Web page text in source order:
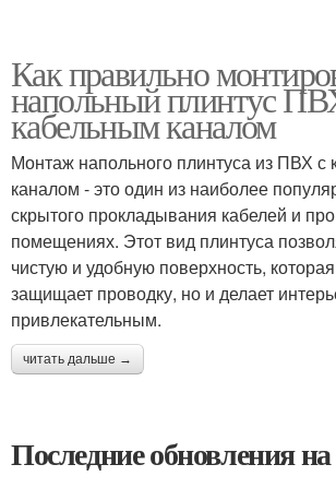
Как правильно
напольный плинтус
кабельным каналом
Монтаж напольного плинтуса из ПВХ с
каналом - это один из наиболее
скрытого прокладывания кабелей и
помещениях. Этот вид плинтуса
чистую и удобную поверхность,
защищает проводку, но и делает
привлекательным.
читать дальше →
Последние обновления на